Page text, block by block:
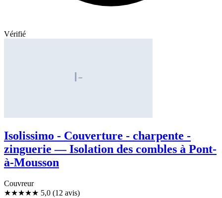
Vérifié
Isolissimo - Couverture - charpente -
zinguerie — Isolation des combles à Pont-
à-Mousson
Couvreur
★★★★★ 5,0 (12 avis)